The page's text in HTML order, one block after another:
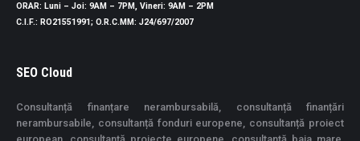
ORAR: Luni – Joi: 9AM – 7PM, Vineri: 9AM – 2PM
C.I.F.: RO21551991; O.R.C.MM: J24/697/2007
SEO Cloud
Consultanță finanțare nerambursabilă, consultanță finanțări
nerambursabile, consultanță fonduri europene, consultanță proiect